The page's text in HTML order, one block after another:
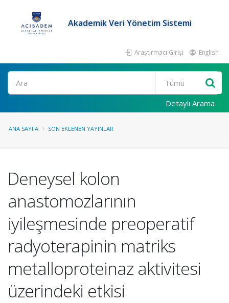
Akademik Veri Yönetim Sistemi
Araştırmacı Girişi English
Ara
Detaylı Arama
ANA SAYFA SON EKLENEN YAYINLAR
Deneysel kolon
anastomozlarının
iyileşmesinde preoperatif
radyoterapinin matriks
metalloproteinaz aktivitesi
üzerindeki etkisi